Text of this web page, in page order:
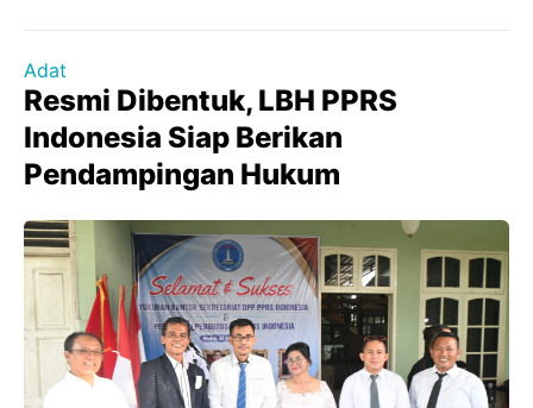
Adat
Resmi Dibentuk, LBH PPRS
Indonesia Siap Berikan
Pendampingan Hukum